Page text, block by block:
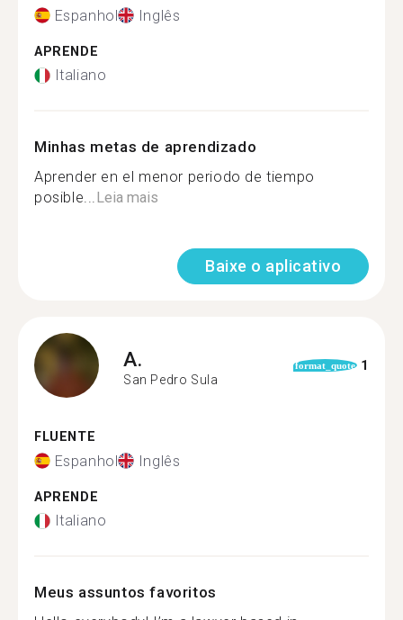
Espanhol Inglês
APRENDE
Italiano
Minhas metas de aprendizado
Aprender en el menor periodo de tiempo
posible...Leia mais
Baixe o aplicativo
A.
San Pedro Sula
format_quote 1
FLUENTE
Espanhol Inglês
APRENDE
Italiano
Meus assuntos favoritos